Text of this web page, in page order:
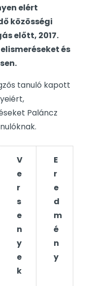
elért
közösségi
előtt, 2017.
és
tanuló kapott
Paláncz
V
e
r
s
e
n
y
e
k
E
r
e
d
m
é
n
y